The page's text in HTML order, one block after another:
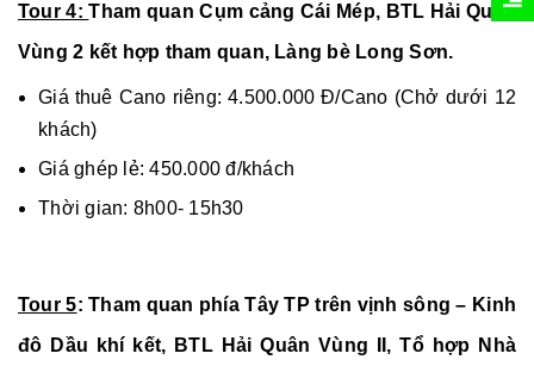
Tour 4:Tham quan Cụm cảng Cái Mép, BTL Hải Quân
Vùng 2 kết hợp tham quan, Làng bè Long Sơn.
Giá thuê Cano riêng: 4.500.000 Đ/Cano (Chở dưới 12
khách)
Giá ghép lẻ: 450.000 đ/khách
Thời gian: 8h00- 15h30
Tour 5: Tham quan phía Tây TP trên vịnh sông – Kinh
đô Dầu khí kết, BTL Hải Quân Vùng II, Tổ hợp Nhà